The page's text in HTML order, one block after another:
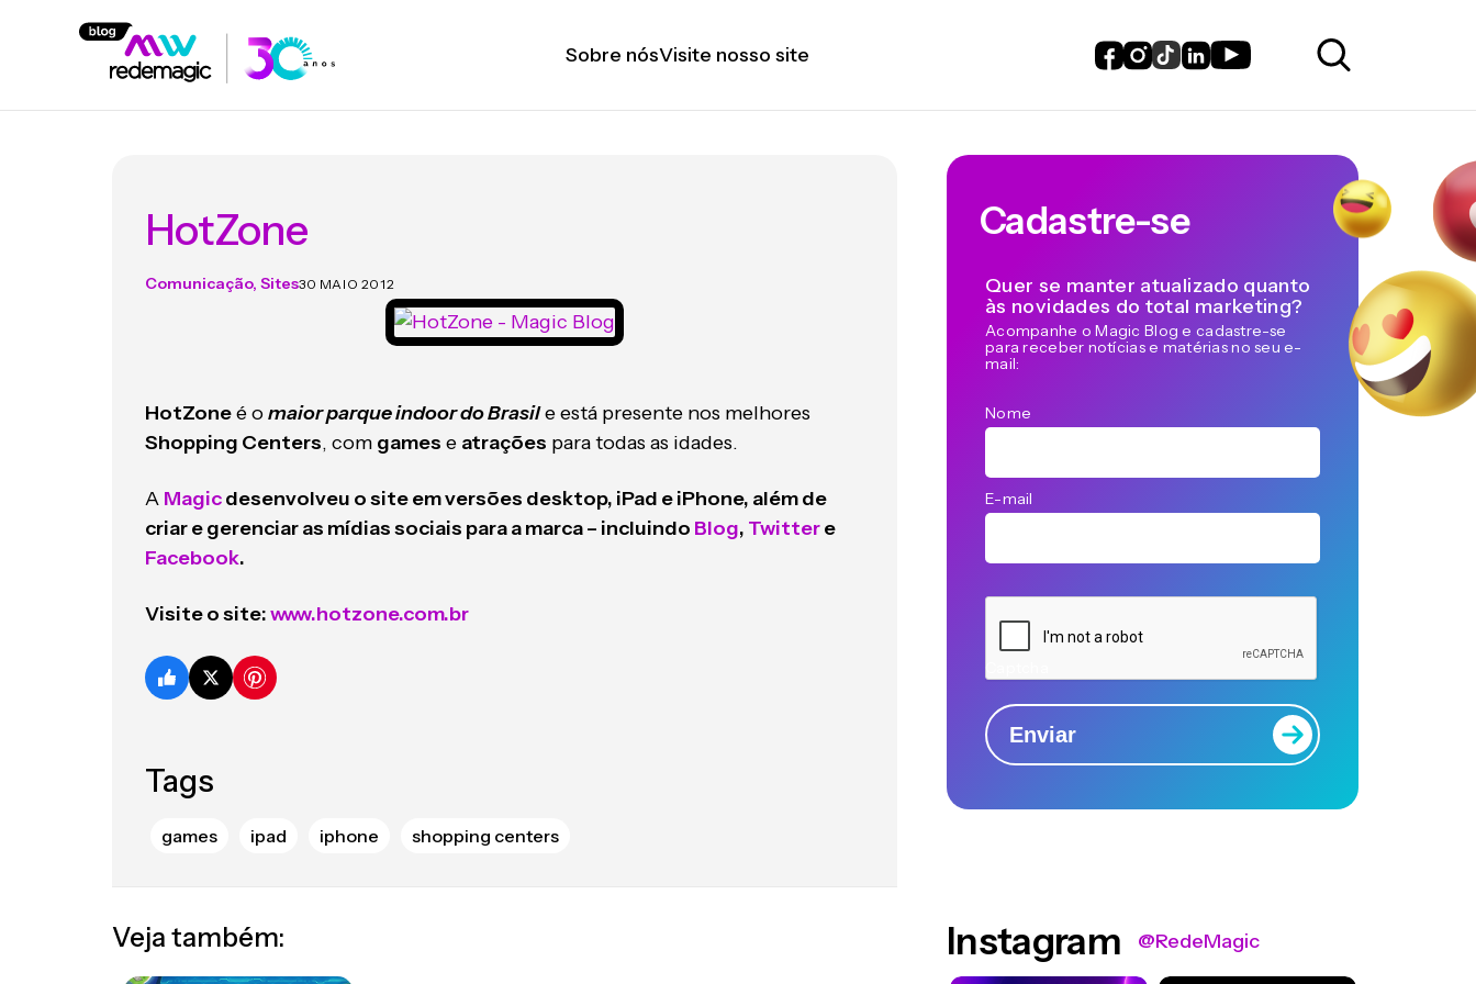
Sobre nósVisite nosso site
HotZone
Comunicação, Sites30 MAIO 2012
HotZoneé omaior parque indoor do Brasile está presente nos melhores
Shopping Centers, com games e atrações para todas as idades.
A Magicdesenvolveu o site em versões desktop, iPad e iPhone, além de
criar e gerenciar as mídias sociais para a marca – incluindo Blog, Twittere
Facebook.
Visite o site:www.hotzone.com.br
Tags
games ipad iphone shopping centers
Veja também:
Cadastre-se
Quer se manter atualizado quanto
às novidades do total marketing?
Acompanhe o Magic Blog e cadastre-se
para receber notícias e matérias no seu e-
mail:
Nome
E-mail
Enviar
Instagram @RedeMagic